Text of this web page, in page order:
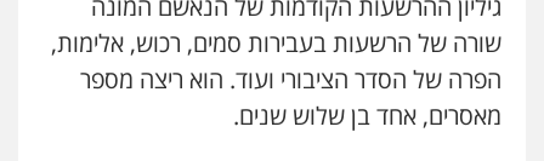
גיליון ההרשעות הקודמות של הנאשם המונה
שורה של הרשעות בעבירות סמים, רכוש, אלימות,
הפרה של הסדר הציבורי ועוד. הוא ריצה מספר
מאסרים, אחד בן שלוש שנים.